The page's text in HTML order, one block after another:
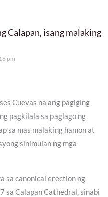
Calapan, isang malaking
pm
Cuevas na ang pagiging
pagkilala sa paglago ng
sa mas malaking hamon at
sinimulan ng mga
sa canonical erection ng
sa Calapan Cathedral, sinabi